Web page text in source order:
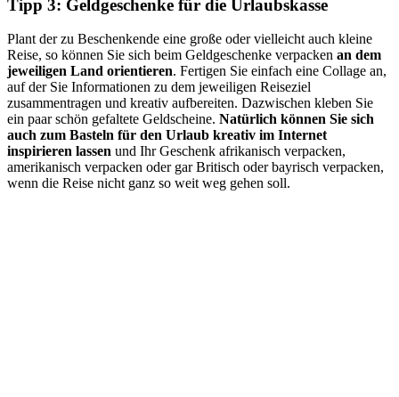
Tipp 3: Geldgeschenke für die Urlaubskasse
Plant der zu Beschenkende eine große oder vielleicht auch kleine
Reise, so können Sie sich beim Geldgeschenke verpacken an dem
jeweiligen Land orientieren. Fertigen Sie einfach eine Collage an,
auf der Sie Informationen zu dem jeweiligen Reiseziel
zusammentragen und kreativ aufbereiten. Dazwischen kleben Sie
ein paar schön gefaltete Geldscheine. Natürlich können Sie sich
auch zum Basteln für den Urlaub kreativ im Internet
inspirieren lassen und Ihr Geschenk afrikanisch verpacken,
amerikanisch verpacken oder gar Britisch oder bayrisch verpacken,
wenn die Reise nicht ganz so weit weg gehen soll.